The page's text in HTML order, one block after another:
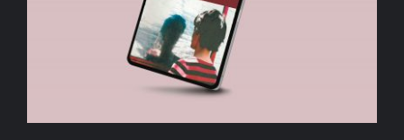
AÑADIR AL CARRITO /